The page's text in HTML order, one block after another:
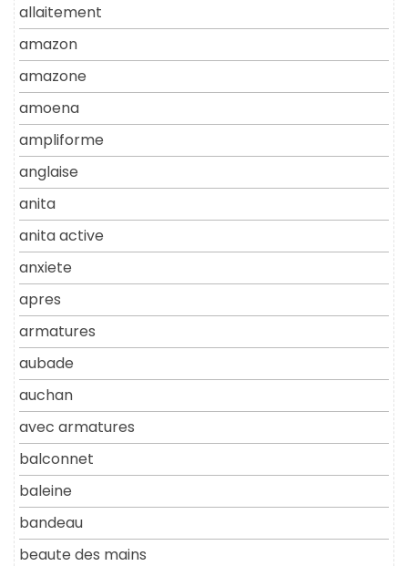
allaitement
amazon
amazone
amoena
ampliforme
anglaise
anita
anita active
anxiete
apres
armatures
aubade
auchan
avec armatures
balconnet
baleine
bandeau
beaute des mains